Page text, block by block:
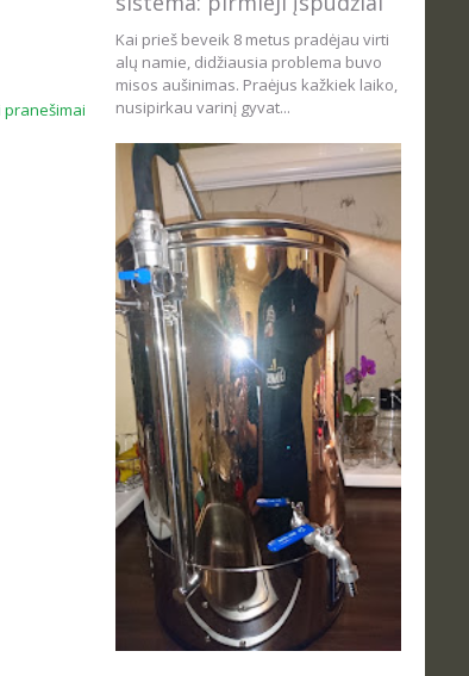
pranešimai
Kai prieš beveik 8 metus pradėjau virti
alų namie, didžiausia problema buvo
misos aušinimas. Praėjus kažkiek laiko,
nusipirkau varinį gyvat...